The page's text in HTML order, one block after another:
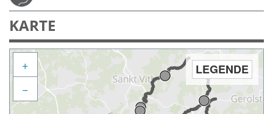
KARTE
LEGENDE
+
−